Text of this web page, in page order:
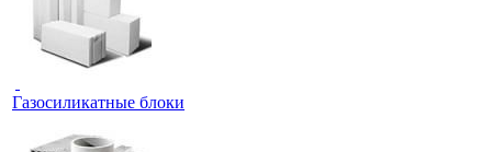
Газосиликатные блоки